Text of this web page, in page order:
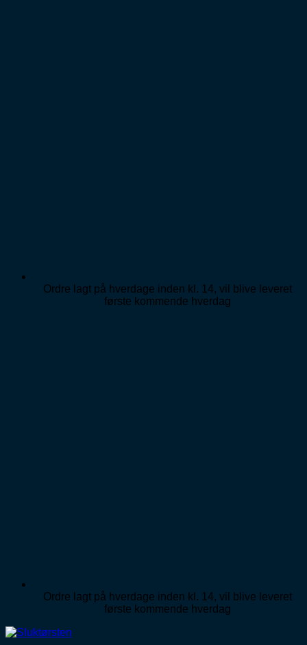
Ordre lagt på hverdage inden kl. 14, vil blive leveret
første kommende hverdag
Ordre lagt på hverdage inden kl. 14, vil blive leveret
første kommende hverdag